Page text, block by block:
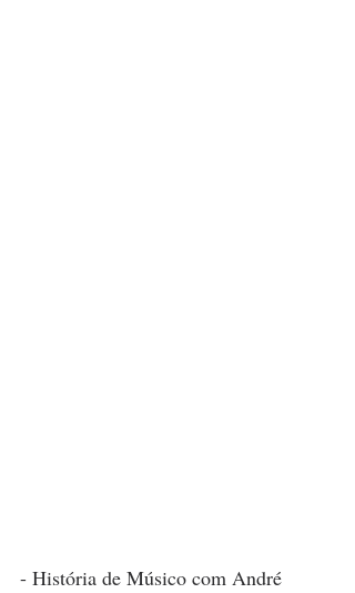
- História de Músico com André